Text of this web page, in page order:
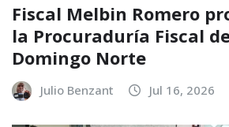
Fiscal Melbin Romero
la Procuraduría Fiscal
Domingo Norte
Julio Benzant Jul 16, 2026